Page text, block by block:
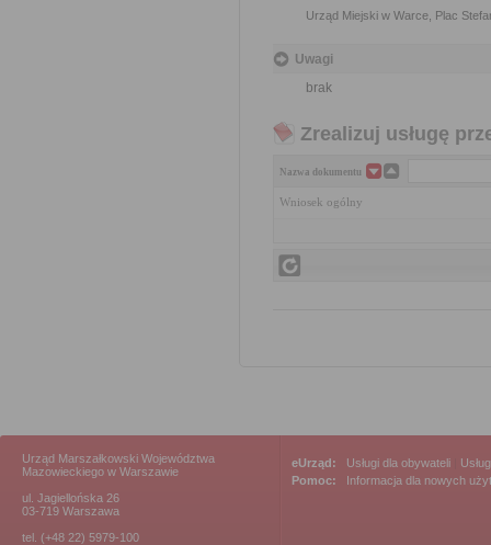
Urząd Miejski w Warce, Plac
Uwagi
brak
Zrealizuj usługę
Nazwa dokumentu
Wniosek ogólny
Urząd Marszałkowski Województwa
Mazowieckiego w Warszawie
ul. Jagiellońska 26
03-719 Warszawa
tel. (+48 22) 5979-100
eUrząd: Usługi dla obywateli
Pomoc:
Informacja dla nowych